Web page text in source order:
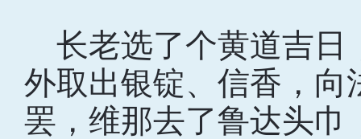
长老选了个黄道吉日
外取出银锭、信香，向
罢，维那去了鲁达头巾